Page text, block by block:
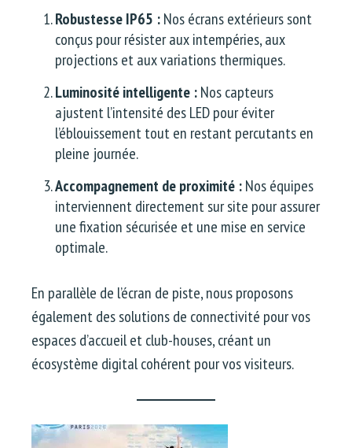
Robustesse IP65 :Nos écrans extérieurs sont
conçus pour résister aux intempéries, aux
projections et aux variations thermiques.
Luminosité intelligente :Nos capteurs
ajustent l’intensité des LED pour éviter
l’éblouissement tout en restant percutants en
pleine journée.
Accompagnement de proximité :Nos équipes
interviennent directement sur site pour assurer
une fixation sécurisée et une mise en service
optimale.
En parallèle de l’écran de piste, nous proposons
également des solutions de connectivité pour vos
espaces d’accueil et club-houses, créant un
écosystème digital cohérent pour vos visiteurs.